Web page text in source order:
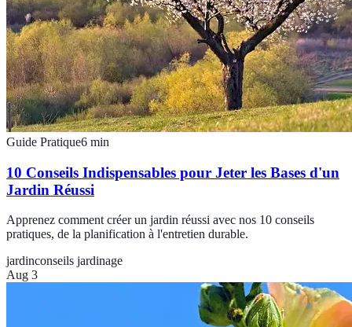
Guide Pratique6 min
10 Conseils Indispensables pour Jeter les Bases d'un
Jardin Réussi
Apprenez comment créer un jardin réussi avec nos 10 conseils
pratiques, de la planification à l'entretien durable.
jardinconseils jardinage
Aug 3